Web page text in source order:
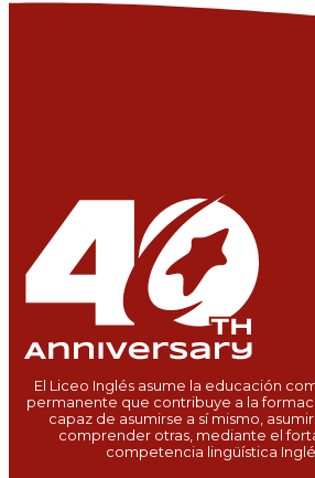
El Liceo Inglés asume la educación
permanente que contribuye a la
capaz de asumirse a sí mismo,
comprender otras, mediante el
competencia lingüística